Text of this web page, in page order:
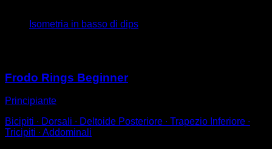
Isometria in basso di dips
Frodo Rings Beginner
Principiante
Bicipiti ∙ Dorsali ∙ Deltoide Posteriore ∙ Trapezio Inferiore ∙
Tricipiti ∙ Addominali